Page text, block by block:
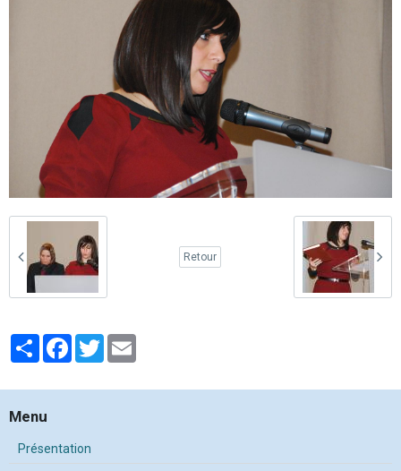
Retour
PartagerFacebook
Twitter
Menu
Présentation